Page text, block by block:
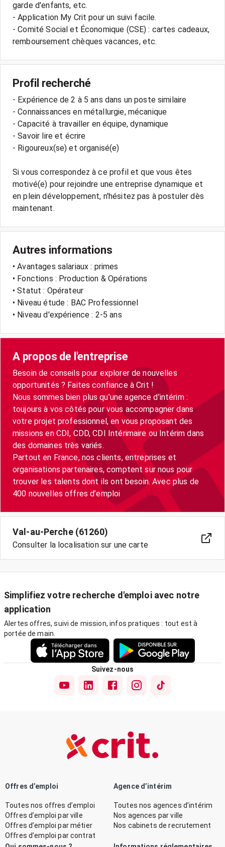
garde d'enfants, etc.
- Application My Crit pour un suivi facile.
- Comité Social et Économique (CSE) : cartes cadeaux,
Profil recherché
- Expérience de 2 à 5 ans dans un poste similaire
- Connaissances en métallurgie, mécanique
- Capacité à travailler en équipe, dynamique
- Savoir lire et écrire
- Rigoureux(se) et organisé(e)
Si vous correspondez à ce profil et que vous êtes
motivé(e) pour rejoindre une entreprise dynamique et
en plein développement, n'hésitez pas à postuler dès
Autres informations
• Avantages salariaux : primes
• Fonctions : Production & Opérations
• Statut : Opérateur
• Niveau étude : BAC Professionnel
• Niveau d'expérience : 2-5 ans
A propos de l'entreprise
Besoin de conseils pour explorer de nouvelles
opportunités ? Faites confiance à Crit !
Nous sommes bien plus qu’une agence d’intérim :
toujours à vos côtés pour vous accompagner dans
votre projet professionnel, en vous proposant des
missions en CDI, CDD, CDI Intérimaire ou Intérim dans
des domaines très variés.
Partout en France, nos clients, entreprises et
organisations partenaires, comptent sur nous pour
trouver les talents dont ils ont besoin. Avec plus de
400 nouvelles offres d’emploi
Val-au-Perche (61260)
Consulter la localisation sur une carte
Simplifiez votre recherche d'emploi avec notre
application
Alertes offres, suivi de mission, infos pratiques : tout est à
portée de main.
Suivez-nous
Offres d’emploi
Toutes nos offres d’emploi
Offres d’emploi par ville
Offres d’emploi par métier
Offres d’emploi par contrat
Agence d’intérim
Toutes nos agences d’intérim
Nos agences par ville
Nos cabinets de recrutement